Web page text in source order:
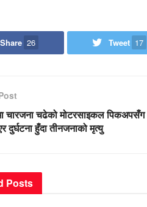
Share 26 Tweet 17
चारजना चढेको मोटरसाइकल पिकअपसँग
दुर्घटना हुँदा तीनजनाको मृत्यु
Posts